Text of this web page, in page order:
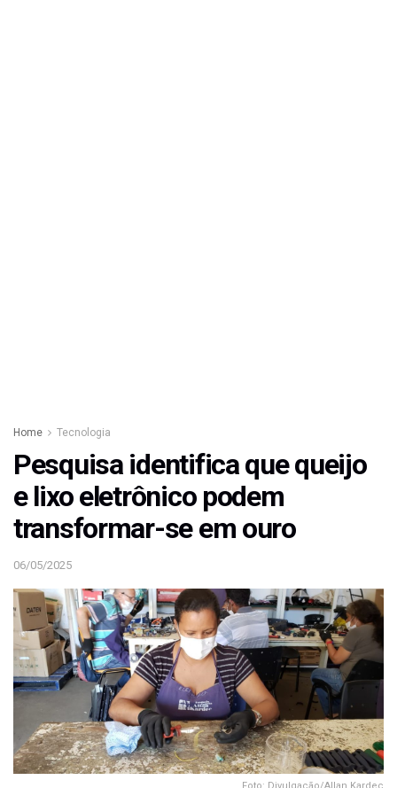
Home Tecnologia
Pesquisa identifica que queijo
e lixo eletrônico podem
transformar-se em ouro
06/05/2025